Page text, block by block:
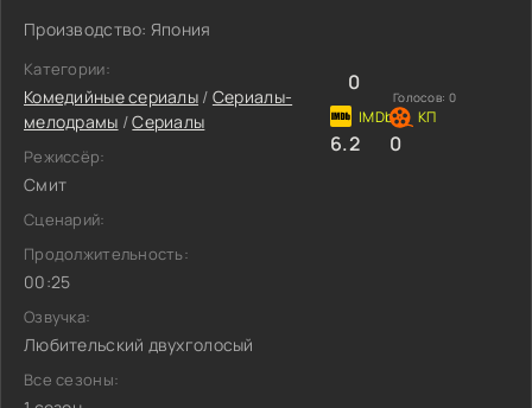
Производство: Япония
Категории:
Комедийные сериалы / Сериалы-
мелодрамы /Сериалы
Режиссёр:
Смит
Сценарий:
Продолжительность:
00:25
Озвучка:
Любительский двухголосый
Все сезоны:
0
Голосов: 0
6.2 0